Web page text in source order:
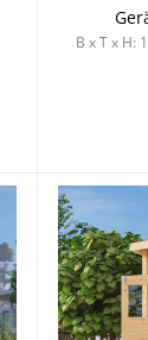
B x T x H: